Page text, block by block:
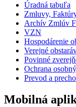
Úradná tabuľa
Zmluvy,
Archív Zmlúv
VZN
Hospodárenie
Verejné
Povinné
Ochrana
Prevod a
Mobilná